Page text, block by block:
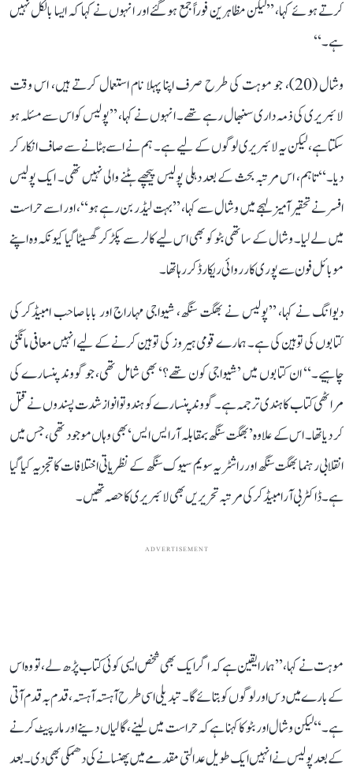
کرتے ہوئے کہا، ’’لیکن مظاہرین فوراً جمع ہو گئے اور انہوں نے کہا کہ ایسا بالکل نہیں
ہے۔‘‘
وشال (20)، جو موہت کی طرح صرف اپنا پہلا نام استعمال کرتے ہیں، اس وقت
لائبریری کی ذمہ داری سنبھال رہے تھے۔ انہوں نے کہا، ’’پولیس کو اس سے مسئلہ ہو
سکتا ہے، لیکن یہ لائبریری لوگوں کے لیے ہے۔ ہم نے اسے ہٹانے سے صاف انکار کر
دیا۔‘‘ تاہم، اس مرتبہ بحث کے بعد دہلی پولیس پیچھے ہٹنے والی نہیں تھی۔ ایک پولیس
افسر نے تحقیر آمیز لہجے میں وشال سے کہا، ’’بہت لیڈر بن رہے ہو‘‘، اور اسے حراست
میں لے لیا۔ وشال کے ساتھی بٹو کو بھی اس لیے کالر سے پکڑ کر گھسیٹا گیا کیونکہ وہ اپنے
موبائل فون سے پوری کارروائی ریکارڈ کر رہا تھا۔
دیوانگ نے کہا، ’’پولیس نے بھگت سنگھ، شیواجی مہاراج اور بابا صاحب امبیڈکر کی
کتابوں کی توہین کی ہے۔ ہمارے قومی ہیروز کی توہین کرنے کے لیے انہیں معافی مانگنی
چاہیے۔‘‘ ان کتابوں میں ’شیواجی کون تھے؟‘ بھی شامل تھی، جو گووند پنسارے کی
مراٹھی کتاب کا ہندی ترجمہ ہے۔ گووند پنسارے کو ہندوتوا نواز شدت پسندوں نے قتل
کر دیا تھا۔ اس کے علاوہ ’بھگت سنگھ بمقابلہ آر ایس ایس‘ بھی وہاں موجود تھی، جس میں
انقلابی رہنما بھگت سنگھ اور راشٹریہ سویم سیوک سنگھ کے نظریاتی اختلافات کا تجزیہ کیا گیا
ہے۔ ڈاکٹر بی آر امبیڈکر کی مرتبہ تحریریں بھی لائبریری کا حصہ تھیں۔
ADVERTISEMENT
موہت نے کہا، ’’ہمارا یقین ہے کہ اگر ایک بھی شخص ایسی کوئی کتاب پڑھ لے، تو وہ اس
کے بارے میں دس اور لوگوں کو بتائے گا۔ تبدیلی اسی طرح آہستہ آہستہ، قدم بہ قدم آتی
ہے۔‘‘ لیکن وشال اور بٹو کا کہنا ہے کہ حراست میں لینے، گالیاں دینے اور مارپیٹ کرنے
کے بعد پولیس نے انہیں ایک طویل عدالتی مقدمے میں پھنسانے کی دھمکی بھی دی۔ بعد